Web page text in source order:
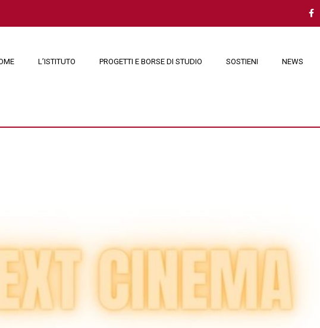
L’ISTITUTO PROGETTI E BORSE DI STUDIO SOSTIENI NEWS